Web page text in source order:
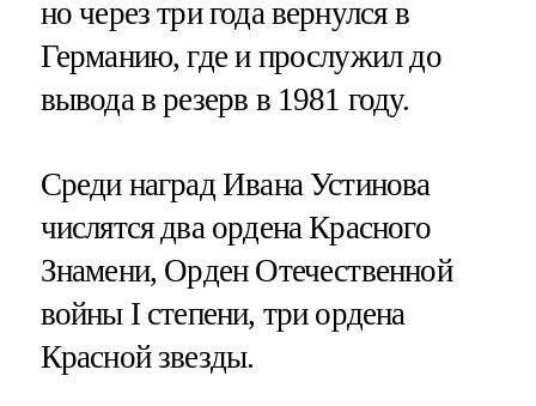
но через три года вернулся в
Германию, где и прослужил до
вывода в резерв в 1981 году.
Среди наград Ивана Устинова
числятся два ордена Красного
Знамени, Орден Отечественной
войны I степени, три ордена
Красной звезды.